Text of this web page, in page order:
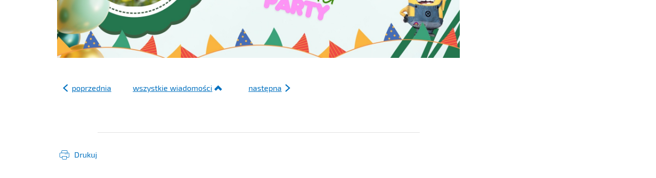
poprzednia wszystkie wiadomości następna
Drukuj